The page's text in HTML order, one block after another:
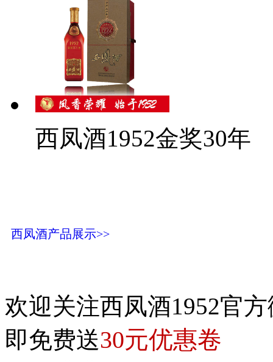
西凤酒1952金奖30年
西凤酒产品展示>>
欢迎关注西凤酒1952官
即免费送30元优惠卷